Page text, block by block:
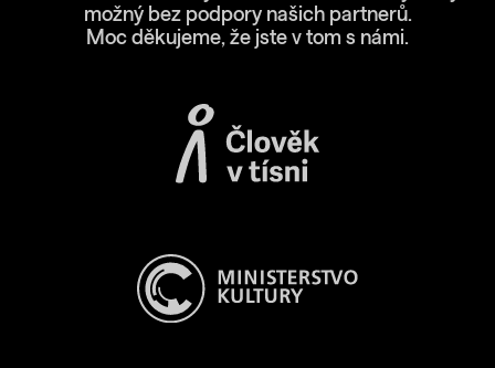
možný bez podpory našich partnerů.
Moc děkujeme, že jste v tom s námi.